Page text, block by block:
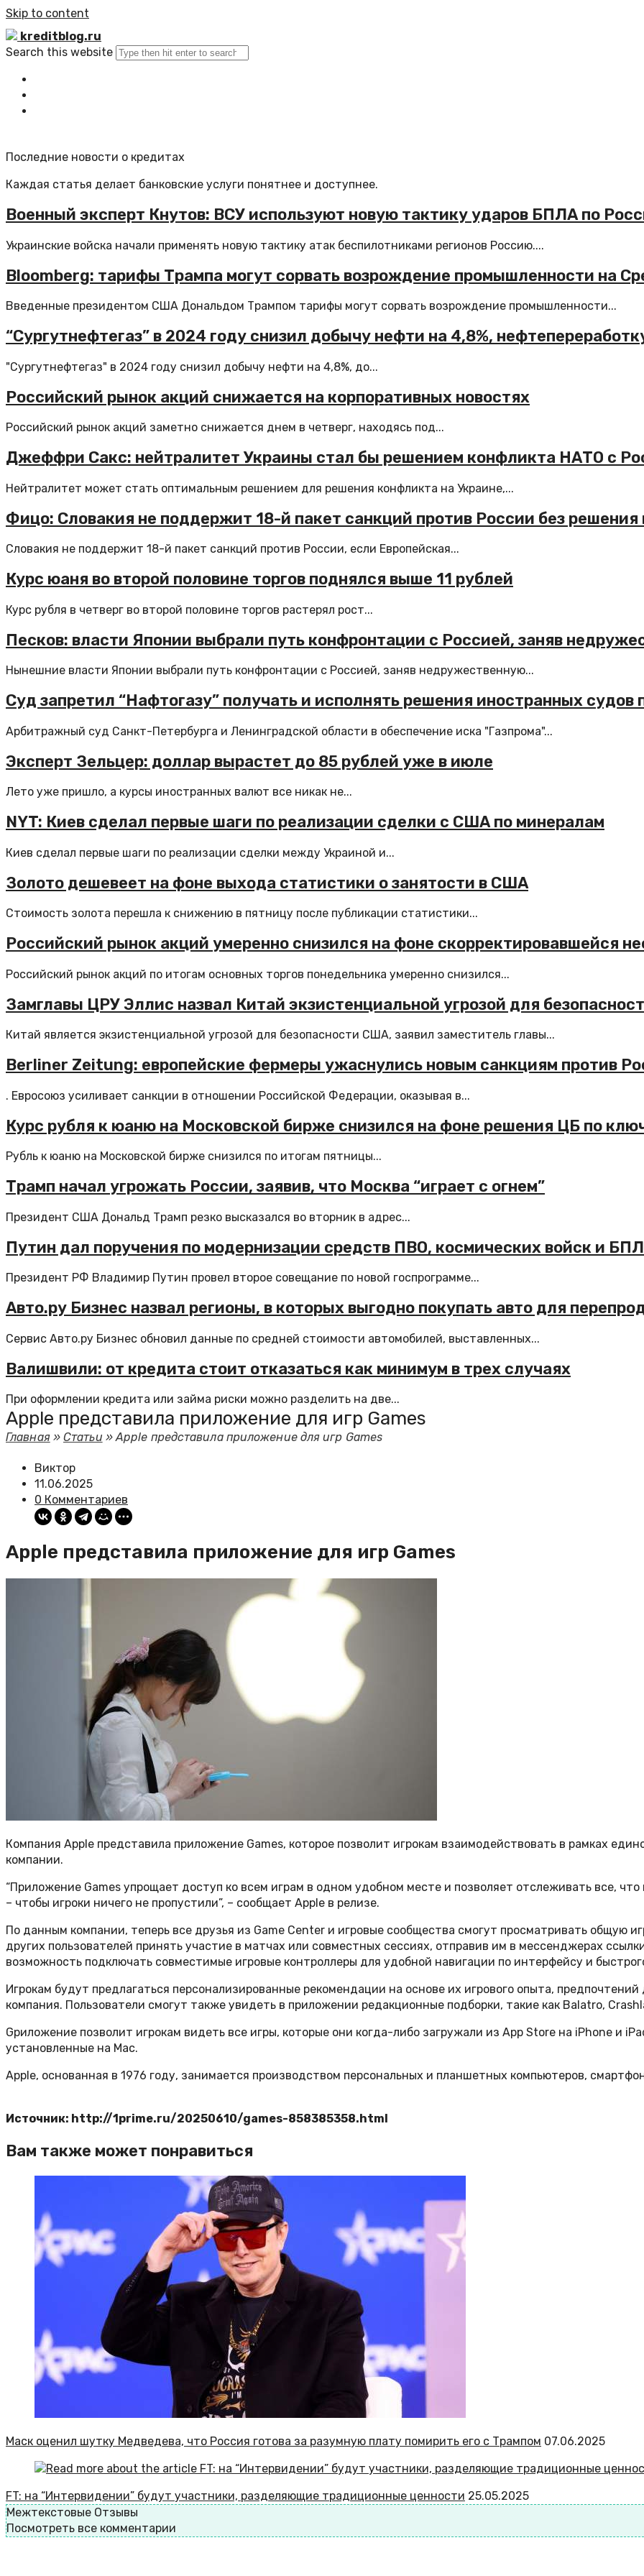
Skip to content
kreditblog.ru
Search this website
Последние новости о кредитах
Каждая статья делает банковские услуги понятнее и доступнее.
Военный эксперт Кнутов: ВСУ используют новую тактику ударов БПЛА по
Украинские войска начали применять новую тактику атак беспилотниками регионов Россию....
Bloomberg: тарифы Трампа могут сорвать возрождение промышленности на
Введенные президентом США Дональдом Трампом тарифы могут сорвать возрождение промышленности...
“Сургутнефтегаз” в 2024 году снизил добычу нефти на 4,8%,
"Сургутнефтегаз" в 2024 году снизил добычу нефти на 4,8%, до...
Российский рынок акций снижается на корпоративных новостях
Российский рынок акций заметно снижается днем в четверг, находясь под...
Джеффри Сакс: нейтралитет Украины стал бы решением конфликта НАТО с
Нейтралитет может стать оптимальным решением для решения конфликта на Украине,...
Фицо: Словакия не поддержит 18-й пакет санкций против России без решения
Словакия не поддержит 18-й пакет санкций против России, если Европейская...
Курс юаня во второй половине торгов поднялся выше 11 рублей
Курс рубля в четверг во второй половине торгов растерял рост...
Песков: власти Японии выбрали путь конфронтации с Россией, заняв
Нынешние власти Японии выбрали путь конфронтации с Россией, заняв недружественную...
Суд запретил “Нафтогазу” получать и исполнять решения иностранных судов
Арбитражный суд Санкт-Петербурга и Ленинградской области в обеспечение иска "Газпрома"...
Эксперт Зельцер: доллар вырастет до 85 рублей уже в июле
Лето уже пришло, а курсы иностранных валют все никак не...
NYT: Киев сделал первые шаги по реализации сделки с США по минералам
Киев сделал первые шаги по реализации сделки между Украиной и...
Золото дешевеет на фоне выхода статистики о занятости в США
Стоимость золота перешла к снижению в пятницу после публикации статистики...
Российский рынок акций умеренно снизился на фоне скорректировавшейся
Российский рынок акций по итогам основных торгов понедельника умеренно снизился...
Замглавы ЦРУ Эллис назвал Китай экзистенциальной угрозой для
Китай является экзистенциальной угрозой для безопасности США, заявил заместитель главы...
Berliner Zeitung: европейские фермеры ужаснулись новым санкциям против
. Евросоюз усиливает санкции в отношении Российской Федерации, оказывая в...
Курс рубля к юаню на Московской бирже снизился на фоне решения ЦБ по
Рубль к юаню на Московской бирже снизился по итогам пятницы...
Трамп начал угрожать России, заявив, что Москва “играет с огнем”
Президент США Дональд Трамп резко высказался во вторник в адрес...
Путин дал поручения по модернизации средств ПВО, космических войск и
Президент РФ Владимир Путин провел второе совещание по новой госпрограмме...
Авто.ру Бизнес назвал регионы, в которых выгодно покупать авто для
Сервис Авто.ру Бизнес обновил данные по средней стоимости автомобилей, выставленных...
Валишвили: от кредита стоит отказаться как минимум в трех случаях
При оформлении кредита или займа риски можно разделить на две...
Apple представила приложение для игр Games
Главная»Статьи »Apple представила приложение для игр Games
Виктор
11.06.2025
0 Комментариев
Apple представила приложение для игр Games
Компания Apple представила приложение Games, которое позволит игрокам взаимодействовать в рамках
компании.
“Приложение Games упрощает доступ ко всем играм в одном удобном месте и позволяет отслеживать все,
– чтобы игроки ничего не пропустили”, – сообщает Apple в релизе.
По данным компании, теперь все друзья из Game Center и игровые сообщества смогут просматривать общую
других пользователей принять участие в матчах или совместных сессиях, отправив им в мессенджерах
возможность подключать совместимые игровые контроллеры для удобной навигации по интерфейсу и
Игрокам будут предлагаться персонализированные рекомендации на основе их игрового опыта,
компания. Пользователи смогут также увидеть в приложении редакционные подборки, такие как Balatro,
Gриложение позволит игрокам видеть все игры, которые они когда-либо загружали из App Store на iPhone и
установленные на Mac.
Apple, основанная в 1976 году, занимается производством персональных и планшетных компьютеров,
Источник: http://1prime.ru/20250610/games-858385358.html
Вам также может понравиться
Маск оценил шутку Медведева, что Россия готова за разумную плату помирить его с Трампом 07.06.2025
FT: на “Интервидении” будут участники, разделяющие традиционные ценности 25.05.2025
Межтекстовые Отзывы
Посмотреть все комментарии